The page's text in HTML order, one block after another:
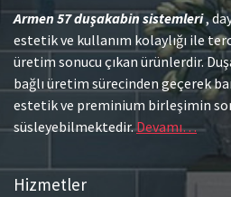
Armen 57duşakabin sistemleri,
estetik ve kullanım kolaylığı ile
üretim sonucu çıkan ürünlerdir.
bağlı üretim sürecinden geçerek
estetik ve preminium birleşimin
süsleyebilmektedir.Devamı…
Hizmetler